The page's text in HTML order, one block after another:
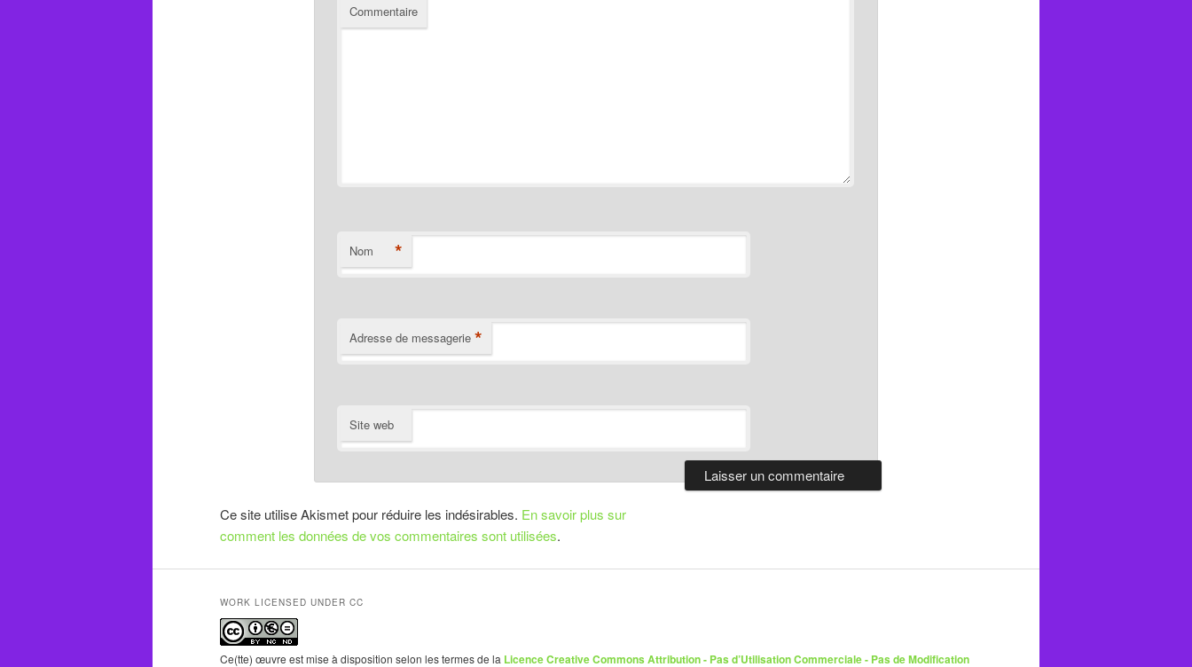
Commentaire
Nom *
Adresse de messagerie *
Site web
Ce site utilise Akismet pour réduire les indésirables. En savoir plus sur
comment les données de vos commentaires sont utilisées.
WORK LICENSED UNDER CC
Ce(tte) œuvre est mise à disposition selon les termes de la Licence Creative Commons Attribution - Pas d’Utilisation Commerciale - Pas de Modification